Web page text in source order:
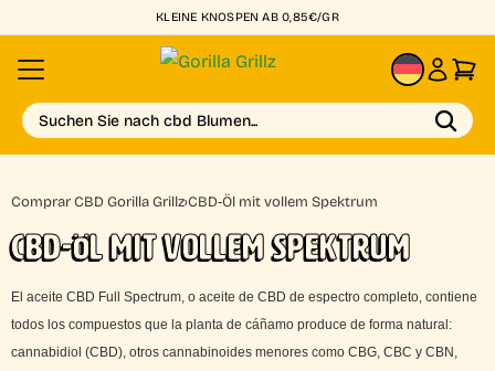
KLEINE KNOSPEN AB 0,85€/GR
DE
Suchen Sie nach cbd Blumen...
Comprar CBD Gorilla Grillz›CBD-Öl mit vollem Spektrum
CBD-ÖL MIT VOLLEM SPEKTRUM
El aceite CBD Full Spectrum, o aceite de CBD de espectro completo, contiene
todos los compuestos que la planta de cáñamo produce de forma natural:
cannabidiol (CBD), otros cannabinoides menores como CBG, CBC y CBN,